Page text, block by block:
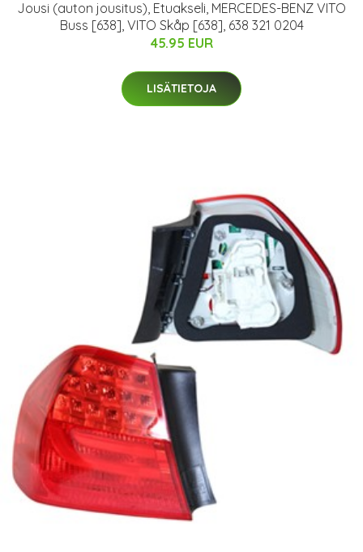
Jousi (auton jousitus), Etuakseli, MERCEDES-BENZ VITO
Buss [638], VITO Skåp [638], 638 321 0204
45.95 EUR
LISÄTIETOJA